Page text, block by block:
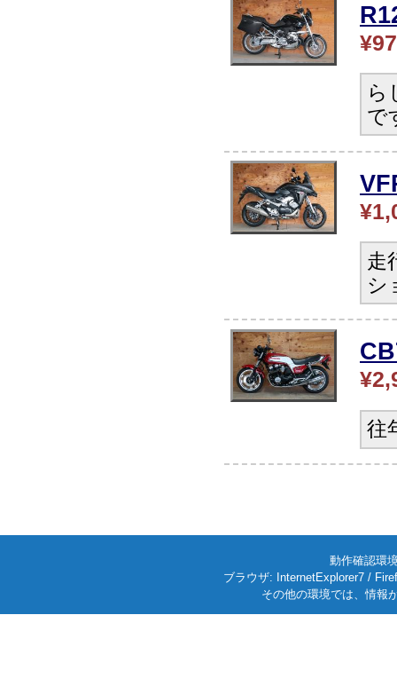
ら
で
走
シ
往
動作確認環
ブラウザ: InternetExplorer7 /
その他の環境では、情報